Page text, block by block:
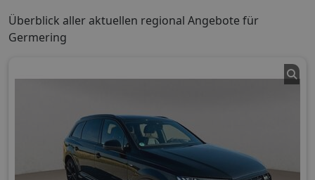
Überblick aller aktuellen regional Angebote für
Germering